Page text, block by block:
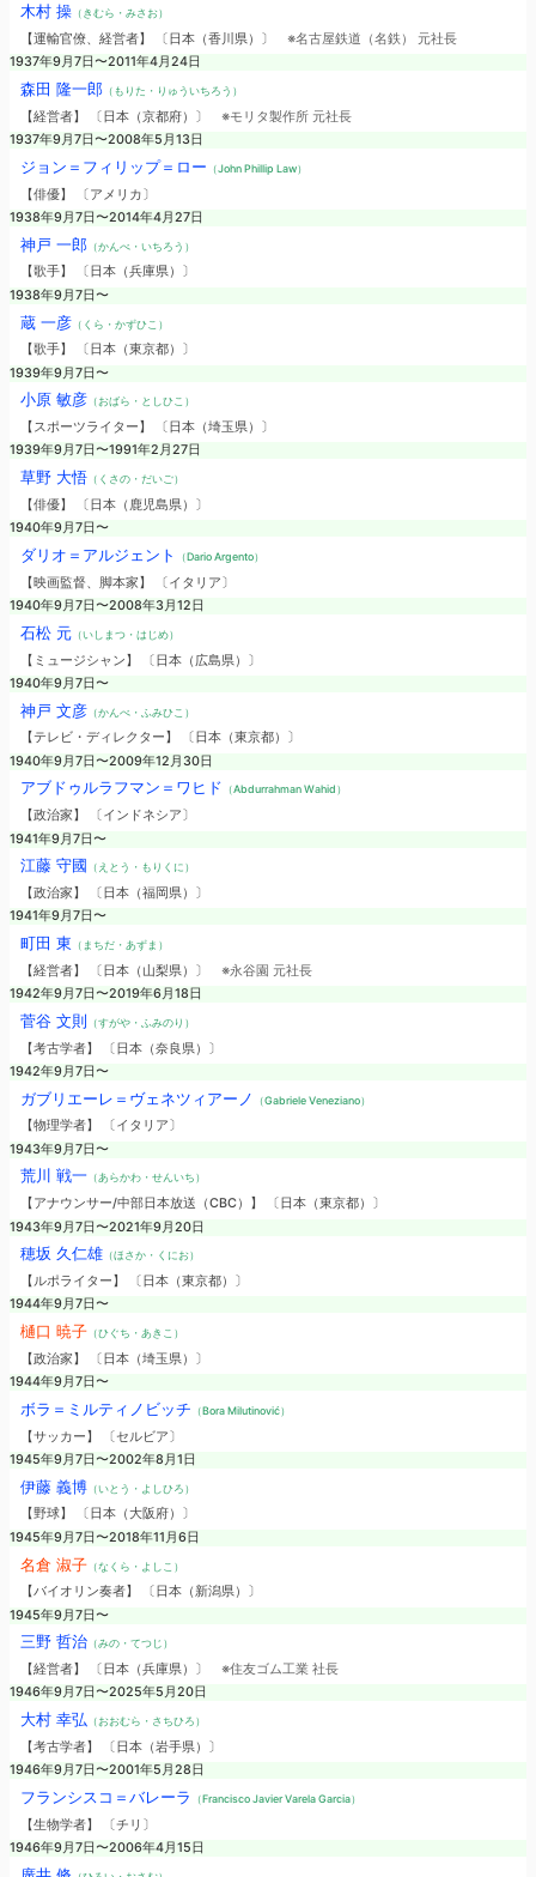
木村 操（きむら・みさお）
【運輸官僚、経営者】 〔日本（香川県）〕 ※名古屋鉄道（名鉄） 元社長
1937年9月7日〜2011年4月24日
森田 隆一郎（もりた・りゅういちろう）
【経営者】 〔日本（京都府）〕 ※モリタ製作所 元社長
1937年9月7日〜2008年5月13日
ジョン＝フィリップ＝ロー （John Phillip Law）
【俳優】 〔アメリカ〕
1938年9月7日〜2014年4月27日
神戸 一郎（かんべ・いちろう）
【歌手】 〔日本（兵庫県）〕
1938年9月7日〜
蔵 一彦（くら・かずひこ）
【歌手】 〔日本（東京都）〕
1939年9月7日〜
小原 敏彦（おばら・としひこ）
【スポーツライター】 〔日本（埼玉県）〕
1939年9月7日〜1991年2月27日
草野 大悟（くさの・だいご）
【俳優】 〔日本（鹿児島県）〕
1940年9月7日〜
ダリオ＝アルジェント （Dario Argento）
【映画監督、脚本家】 〔イタリア〕
1940年9月7日〜2008年3月12日
石松 元（いしまつ・はじめ）
【ミュージシャン】 〔日本（広島県）〕
1940年9月7日〜
神戸 文彦（かんべ・ふみひこ）
【テレビ・ディレクター】 〔日本（東京都）〕
1940年9月7日〜2009年12月30日
アブドゥルラフマン＝ワヒド （Abdurrahman Wahid）
【政治家】 〔インドネシア〕
1941年9月7日〜
江藤 守國 （えとう・もりくに）
【政治家】 〔日本（福岡県）〕
1941年9月7日〜
町田 東 （まちだ・あずま）
【経営者】 〔日本（山梨県）〕 ※永谷園 元社長
1942年9月7日〜2019年6月18日
菅谷 文則 （すがや・ふみのり）
【考古学者】 〔日本（奈良県）〕
1942年9月7日〜
ガブリエーレ＝ヴェネツィアーノ （Gabriele Veneziano）
【物理学者】 〔イタリア〕
1943年9月7日〜
荒川 戦一（あらかわ・せんいち）
【アナウンサー/中部日本放送（CBC）】 〔日本（東京都）〕
1943年9月7日〜2021年9月20日
穂坂 久仁雄（ほさか・くにお）
【ルポライター】 〔日本（東京都）〕
1944年9月7日〜
樋口 暁子（ひぐち・あきこ）
【政治家】 〔日本（埼玉県）〕
1944年9月7日〜
ボラ＝ミルティノビッチ （Bora Milutinović）
【サッカー】 〔セルビア〕
1945年9月7日〜2002年8月1日
伊藤 義博（いとう・よしひろ）
【野球】 〔日本（大阪府）〕
1945年9月7日〜2018年11月6日
名倉 淑子（なくら・よしこ）
【バイオリン奏者】 〔日本（新潟県）〕
1945年9月7日〜
三野 哲治（みの・てつじ）
【経営者】 〔日本（兵庫県）〕 ※住友ゴム工業 社長
1946年9月7日〜2025年5月20日
大村 幸弘 （おおむら・さちひろ）
【考古学者】 〔日本（岩手県）〕
1946年9月7日〜2001年5月28日
フランシスコ＝バレーラ （Francisco Javier Varela Garcia）
【生物学者】 〔チリ〕
1946年9月7日〜2006年4月15日